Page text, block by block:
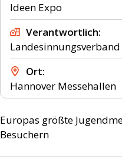
Ideen Expo
Verantwortlich
Ort
Hannover Messehallen
Europas größte
Besuchern